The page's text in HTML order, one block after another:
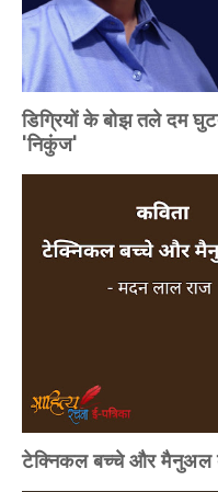
डिग्रियों के बोझ तले दम
'निकुंज'
टेक्निकल बच्चे और मैनुअल